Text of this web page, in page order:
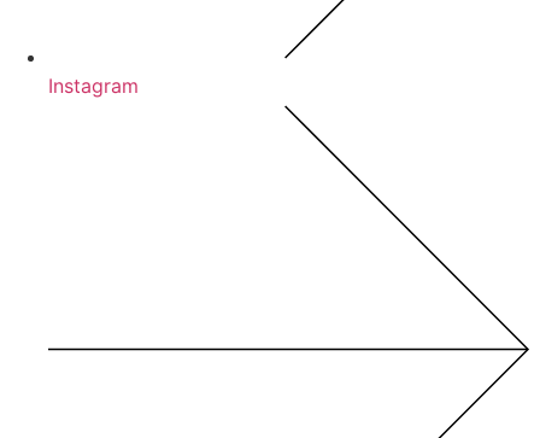
Instagram